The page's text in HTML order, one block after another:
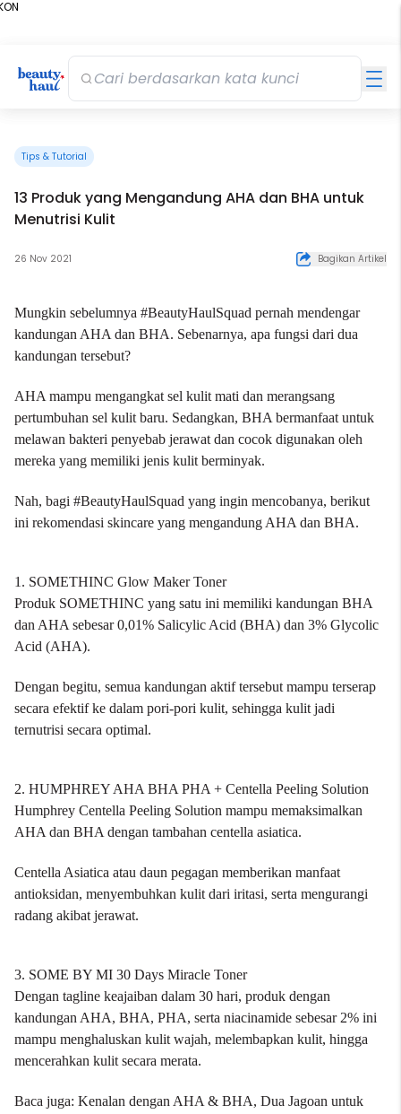
Tips & Tutorial
13 Produk yang Mengandung AHA dan BHA untuk
Menutrisi Kulit
26 Nov 2021 Bagikan Artikel
Mungkin sebelumnya #BeautyHaulSquad pernah mendengar
kandungan AHA dan BHA. Sebenarnya, apa fungsi dari dua
kandungan tersebut?
AHA mampu mengangkat sel kulit mati dan merangsang
pertumbuhan sel kulit baru. Sedangkan, BHA bermanfaat untuk
melawan bakteri penyebab jerawat dan cocok digunakan oleh
mereka yang memiliki jenis kulit berminyak.
Nah, bagi #BeautyHaulSquad yang ingin mencobanya, berikut
ini rekomendasi skincare yang mengandung AHA dan BHA.
1. SOMETHINC Glow Maker Toner
Produk SOMETHINC yang satu ini memiliki kandungan BHA
dan AHA sebesar 0,01% Salicylic Acid (BHA) dan 3% Glycolic
Acid (AHA).
Dengan begitu, semua kandungan aktif tersebut mampu terserap
secara efektif ke dalam pori-pori kulit, sehingga kulit jadi
ternutrisi secara optimal.
2. HUMPHREY AHA BHA PHA + Centella Peeling Solution
Humphrey Centella Peeling Solution mampu memaksimalkan
AHA dan BHA dengan tambahan centella asiatica.
Centella Asiatica atau daun pegagan memberikan manfaat
antioksidan, menyembuhkan kulit dari iritasi, serta mengurangi
radang akibat jerawat.
3. SOME BY MI 30 Days Miracle Toner
Dengan tagline keajaiban dalam 30 hari, produk dengan
kandungan AHA, BHA, PHA, serta niacinamide sebesar 2% ini
mampu menghaluskan kulit wajah, melembapkan kulit, hingga
mencerahkan kulit secara merata.
Baca juga: Kenalan dengan AHA & BHA, Dua Jagoan untuk